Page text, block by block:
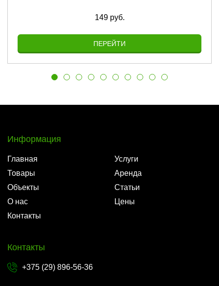
149 руб.
ПЕРЕЙТИ
Информация
Главная
Услуги
Товары
Аренда
Объекты
Статьи
О нас
Цены
Контакты
Контакты
+375 (29) 896-56-36